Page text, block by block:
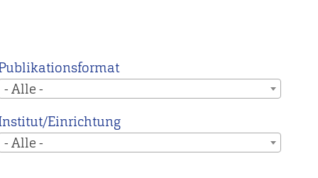
main
page
- Alle -
Einrichtung
- Alle -